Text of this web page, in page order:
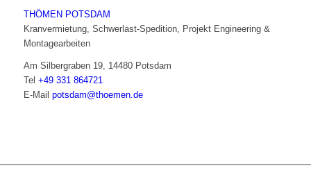
THÖMEN POTSDAM
Kranvermietung, Schwerlast-Spedition, Projekt Engineering &
Montagearbeiten
Am Silbergraben 19, 14480 Potsdam
Tel +49 331 864721
E-Mail potsdam@thoemen.de